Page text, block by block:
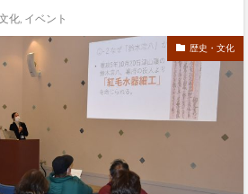
化 イベント
歴史・文化